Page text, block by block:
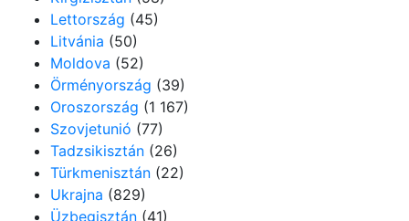
Lettország (45)
Litvánia (50)
Moldova (52)
Örményország (39)
Oroszország (1 167)
Szovjetunió (77)
Tadzsikisztán (26)
Türkmenisztán (22)
Ukrajna (829)
Üzbegisztán (41)